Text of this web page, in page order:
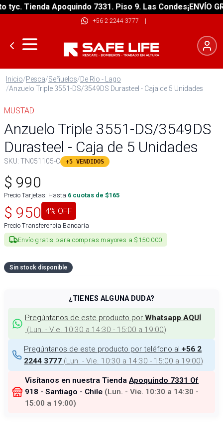
Tienda Apoquindo 7331. Piso 9. Las Condes¡ENVÍO
+56 2 2244 3777 |
Inicio/Pesca/Señuelos/De Rio - Lago
/Anzuelo Triple 3551-DS/3549DS Durasteel - Caja de 5 Unidades
MUSTAD
Anzuelo Triple 3551-DS/3549DS
Durasteel - Caja de 5 Unidades
SKU: TN051105-C +5 VENDIDOS
$ 990
Precio Tarjetas: Hasta 6 cuotas de $165
$ 950 4% OFF
Precio Transferencia Bancaria
Envío gratis para compras mayores a $150.000
Sin stock disponible
¿TIENES ALGUNA DUDA?
Pregúntanos de este producto por Whatsapp AQUÍ
(Lun. - Vie. 10:30 a 14:30 - 15:00 a 19:00)
Pregúntanos de este producto por teléfono al +56 2
2244 3777 (Lun. - Vie. 10:30 a 14:30 - 15:00 a 19:00)
Visítanos en nuestra Tienda Apoquindo 7331 Of
918 - Santiago - Chile (Lun. - Vie. 10:30 a 14:30 -
15:00 a 19:00)